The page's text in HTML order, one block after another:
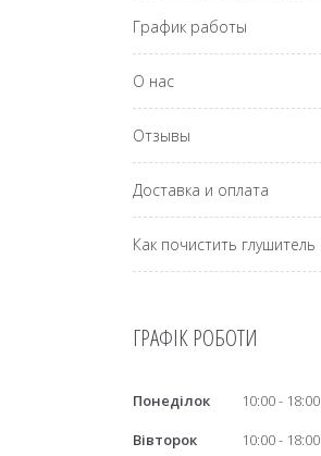
График работы
О нас
Отзывы
Доставка и оплата
Как почистить глушитель
ГРАФІК РОБОТИ
Понеділок 10:00
18:00
Вівторок
10:00
18:00